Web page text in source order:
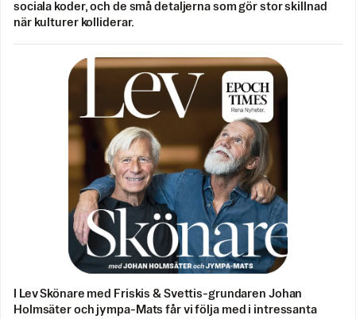
sociala koder, och de små detaljerna som gör stor skillnad
när kulturer kolliderar.
I Lev Skönare med Friskis & Svettis-grundaren Johan
Holmsäter och jympa-Mats får vi följa med i intressanta